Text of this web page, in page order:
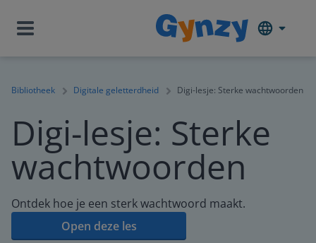
Bibliotheek Digitale geletterdheid Digi-lesje: Sterke wachtwoorden
Digi-lesje: Sterke
wachtwoorden
Ontdek hoe je een sterk wachtwoord maakt.
Open deze les